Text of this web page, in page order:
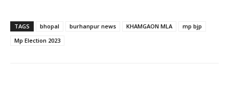
TAGS bhopal burhanpur news KHAMGAON MLA
mp bjp
Mp Election 2023